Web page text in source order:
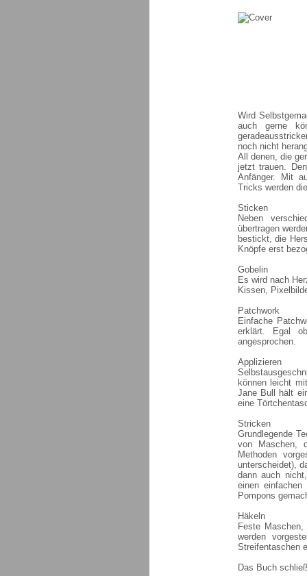
Wird
auch gerne
noch nicht
All denen, die
jetzt trauen.
Anfänger. Mit
Tricks werden
Sticken
Neben
übertragen
bestickt, die
Knöpfe erst
Gobelin
Es wird nach
Kissen,
Patchwork
Einfache
erklärt. Egal
angesprochen.
Applizieren
können leicht
Jane Bull hält
eine
Stricken
Grundlegende
von Maschen,
Methoden
unterscheidet),
dann auch
einen
Pompons
Häkeln
Feste
werden
Streifentaschen
Das Buch